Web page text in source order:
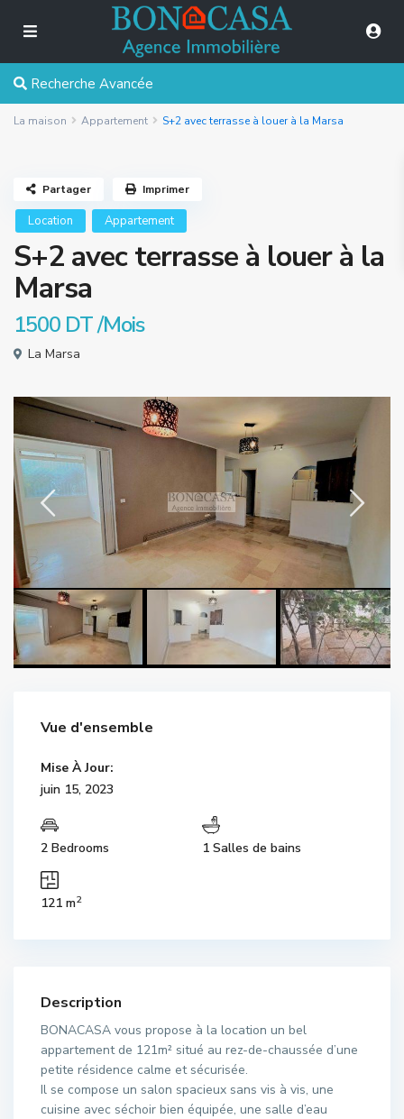
Recherche Avancée
La maison Appartement S+2 avec terrasse à louer à la Marsa
Location Appartement
S+2 avec terrasse à louer à la
Marsa
1500 DT/Mois
La Marsa
Partager Imprimer
Vue d'ensemble
Mise À Jour:
juin 15, 2023
2 Bedrooms 1 Salles de bains
121 m2
Description
BONACASA vous propose à la location un bel
appartement de 121m² situé au rez-de-chaussée d’une
petite résidence calme et sécurisée.
Il se compose un salon spacieux sans vis à vis, une
cuisine avec séchoir bien équipée, une salle d’eau